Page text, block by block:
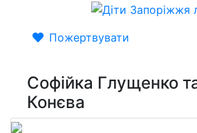
Пожертвувати
Софійка Глущенко
Конєва